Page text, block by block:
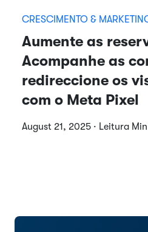
CRESCIMENTO &
Aumente as
Acompanhe as
redireccione os
com o Meta Pixel
August 21, 2025 · Leitura Min